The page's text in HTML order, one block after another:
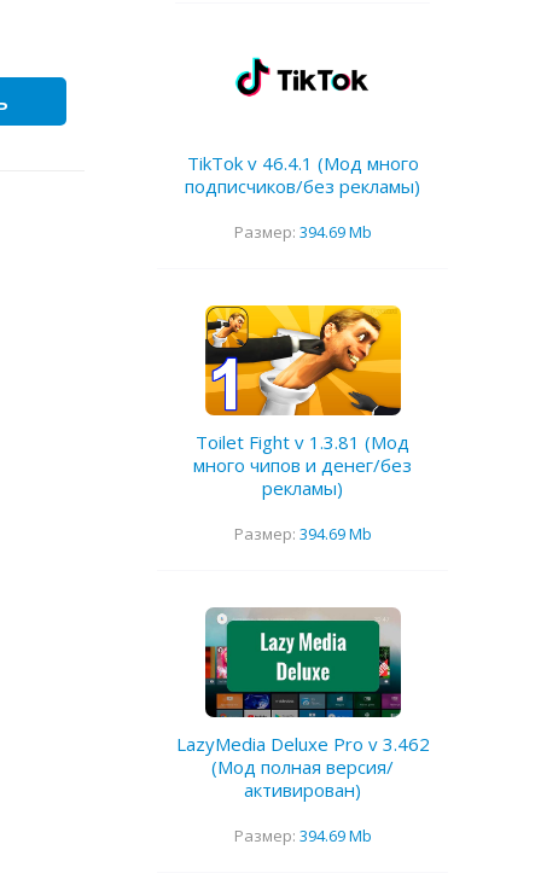
TikTok v 46.4.1 (Мод много
подписчиков/без рекламы)
Размер: 394.69 Mb
Toilet Fight v 1.3.81 (Мод
много чипов и денег/без
рекламы)
Размер: 394.69 Mb
LazyMedia Deluxe Pro v 3.462
(Мод полная версия/
активирован)
Размер: 394.69 Mb